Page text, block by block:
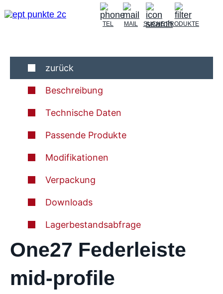
TEL MAIL SUCHEPRODUKTE
zurück
Beschreibung
Technische Daten
Passende Produkte
Modifikationen
Verpackung
Downloads
Lagerbestandsabfrage
One27 Federleiste
mid-profile